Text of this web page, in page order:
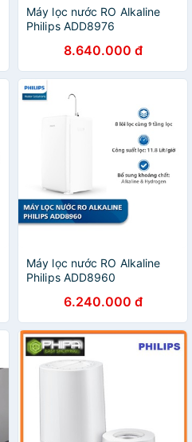
Máy lọc nước RO Alkaline
Philips ADD8976
8.640.000 đ
Máy lọc nước RO Alkaline
Philips ADD8960
6.240.000 đ